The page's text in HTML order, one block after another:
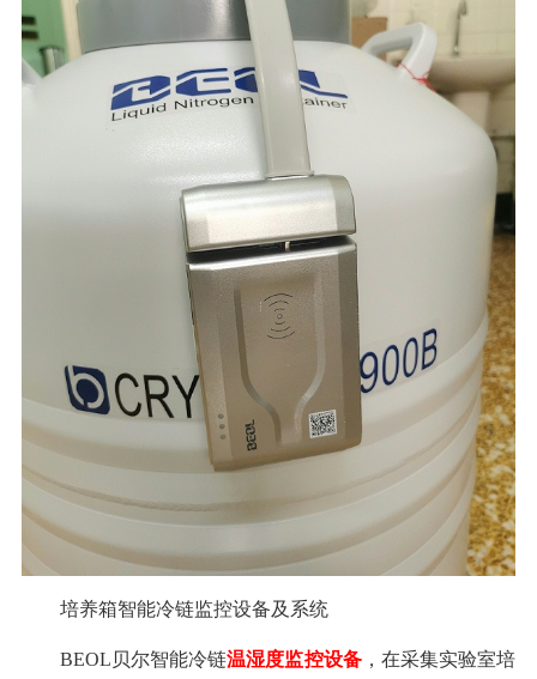
培养箱智能冷链监控设备及系统
BEOL贝尔智能冷链温湿度监控设备，在采集实验室培